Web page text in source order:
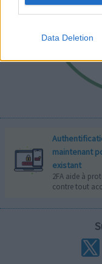
Data Deletion
maintenant
existant
2FA aide à
contre tout